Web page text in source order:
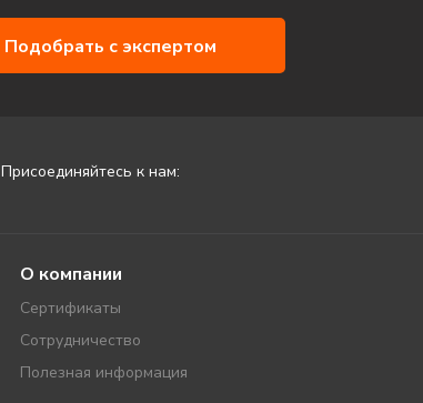
Подобрать с экспертом
Присоединяйтесь к нам:
О компании
Сертификаты
Сотрудничество
Полезная информация